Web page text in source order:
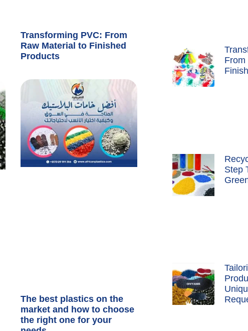
Transforming PVC: From
Raw Material to Finished
Products
The best plastics on the
market and how to choose
the right one for your
From
Step